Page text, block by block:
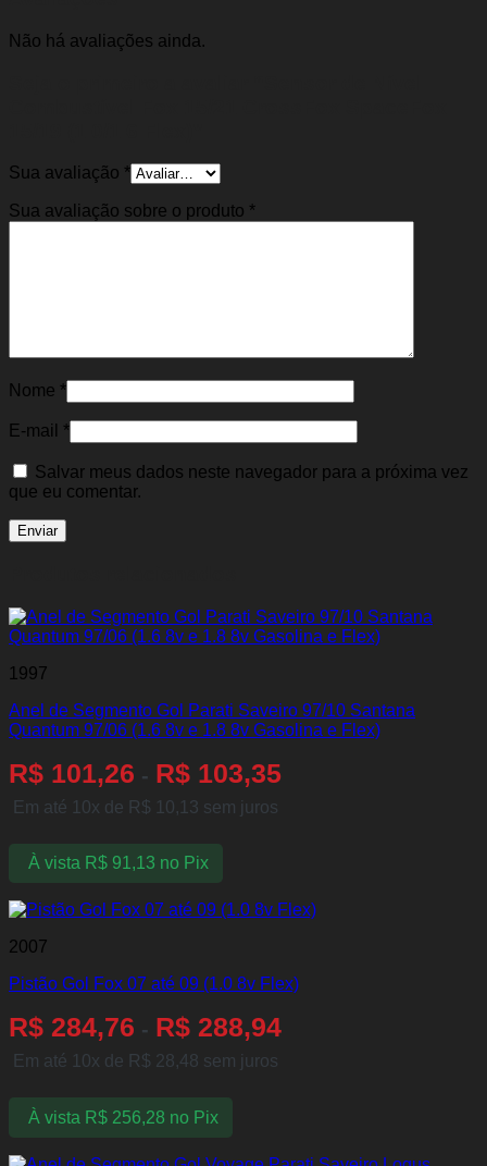
Não há avaliações ainda.
Sua avaliação *
Sua avaliação sobre o produto *
Nome *
E-mail *
Salvar meus dados neste navegador para a próxima vez
que eu comentar.
1997
Anel de Segmento Gol Parati Saveiro 97/10 Santana
Quantum 97/06 (1.6 8v e 1.8 8v Gasolina e Flex)
R$ 101,26 - R$ 103,35
Em até 10x de R$ 10,13 sem juros
À vista R$91,13 no Pix
2007
Pistão Gol Fox 07 até 09 (1.0 8v Flex)
R$ 284,76 - R$ 288,94
Em até 10x de R$ 28,48 sem juros
À vista R$256,28 no Pix